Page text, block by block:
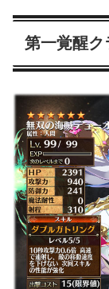
第一覚醒ク